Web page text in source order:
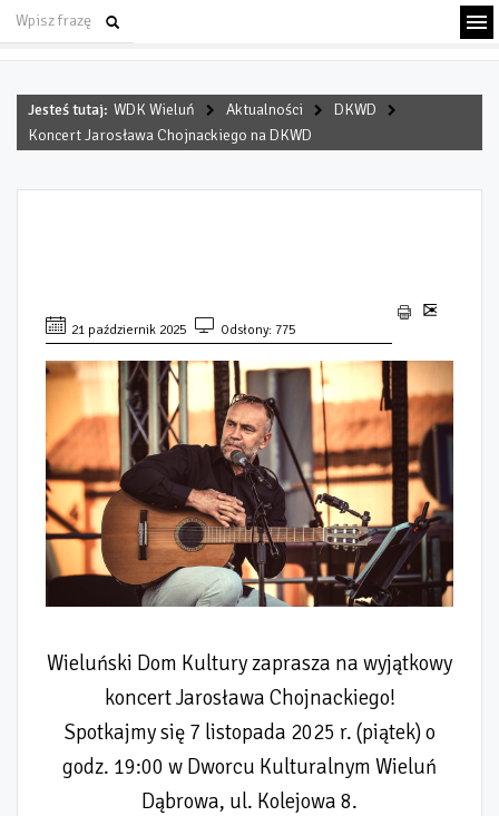
Jesteś tutaj: WDK Wieluń Aktualności
DKWD
Koncert Jarosława Chojnackiego na DKWD
21 październik 2025 Odsłony: 775
Wieluński Dom Kultury zaprasza na wyjątkowy
koncert Jarosława Chojnackiego!
Spotkajmy się 7 listopada 2025 r. (piątek) o
godz. 19:00 w Dworcu Kulturalnym Wieluń
Dąbrowa, ul. Kolejowa 8.